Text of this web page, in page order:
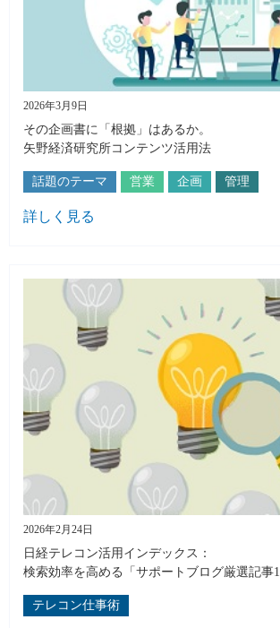
2026年3月9日
その企画書に「根拠」はあるか。
矢野経済研究所コンテンツ活用法
話題のテーマ 営業 企画 管理
詳しく見る
2026年2月24日
日経テレコン活用インデックス：
検索効率を高める「サポートブログ厳選記事
テレコン仕事術